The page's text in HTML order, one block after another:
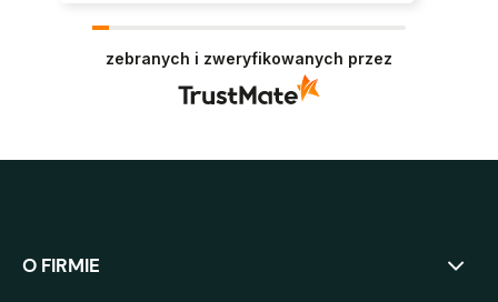
zebranych i zweryfikowanych przez
O FIRMIE